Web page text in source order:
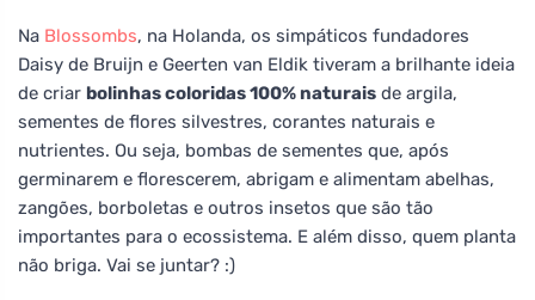
Na Blossombs, na Holanda, os simpáticos fundadores
Daisy de Bruijn e Geerten van Eldik tiveram a brilhante ideia
de criar bolinhas coloridas 100% naturais de argila,
sementes de flores silvestres, corantes naturais e
nutrientes. Ou seja, bombas de sementes que, após
germinarem e florescerem, abrigam e alimentam abelhas,
zangões, borboletas e outros insetos que são tão
importantes para o ecossistema. E além disso, quem planta
não briga. Vai se juntar? :)